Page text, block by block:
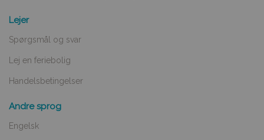
Lejer
Spørgsmål og svar
Lej en feriebolig
Handelsbetingelser
Andre sprog
Engelsk